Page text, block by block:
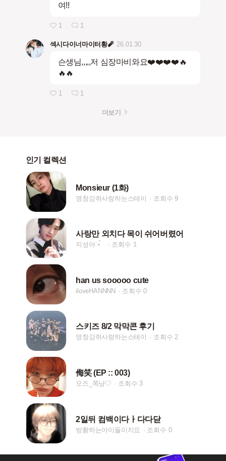
여!!
1 1
섹시다이너마이터황🧨 26.01.30
슨생님,,,,,저 심장마비와요❤️❤️❤️❤️🔥
🔥🔥
1 1
더보기
인기 컬렉션
Monsieur (1화)
명창강쥐사랑하는스테이 조회수 9
사랑만 외치다 목이 쉬어버렸어
지성아˙⋆๋ 조회수 1
han us sooooo cute
iloveHANNNN 조회수 0
스키즈 8/2 막막콘 후기
명창강쥐사랑하는스테이 조회수 2
侮笑 (EP :: 003)
오즈_쪽냥♡ 조회수 3
2일뒤 컴백이다ㅏ다다닫
방황하는아이들이지요 조회수 0